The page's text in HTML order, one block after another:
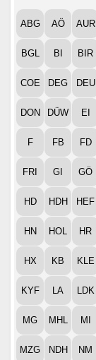
ABG AÖ AUR
BGL BI BIR
COE DEG DEU
DON DÜW EI
F FB FD
FRI GI GÖ
HD HDH HEF
HN HOL HR
HX KB KLE
KYF LA LDK
MG MHL MI
MZG NDH NM